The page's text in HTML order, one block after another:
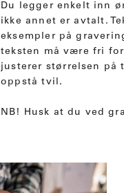
Du legger enkelt inn
ikke annet er avtalt.
eksempler på
teksten må være fri
justerer størrelsen på
oppstå tvil.
NB! Husk at du ved